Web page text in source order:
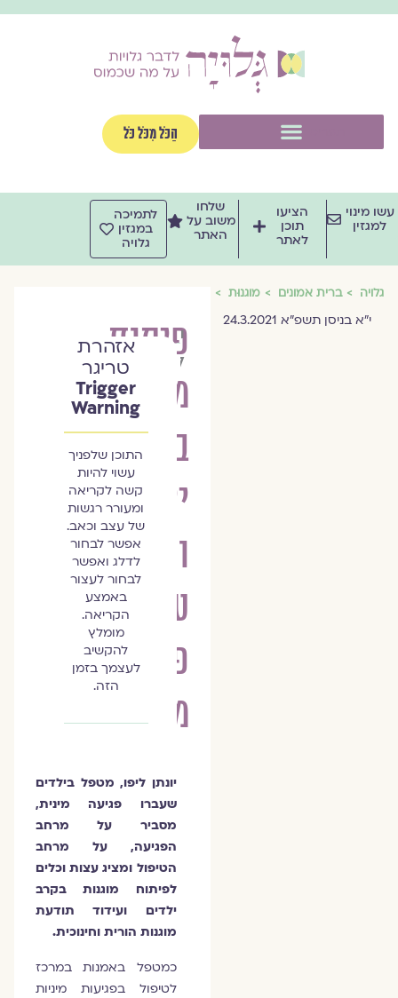
הַכֹּל מִכֹּל כֹּל
מינוי
למגזין
הציעו
תוכן
לאתר
שלחו
משוב על
האתר
לתמיכה
במגזין
גלויה
גלויה ברית אמונים מוגנוּת
י"א בניסן תשפ"א 24.3.2021
פיתוח
מוגנות
בקרב
ילדים
והתמודדות
עם
פגיעות
מיניות
יונתן
ליפו
אזהרת
טריגר
Trigger
Warning
התוכן שלפניך
עשוי להיות
קשה לקריאה
ומעורר רגשות
של עצב וכאב.
אפשר לבחור
לדלג ואפשר
לבחור לעצור
באמצע
הקריאה.
מומלץ
להקשיב
לעצמך בזמן
הזה.
יונתן ליפו, מטפל בילדים
שעברו פגיעה מינית,
מסביר על מרחב
הפגיעה, על מרחב
הטיפול ומציג עצות וכלים
לפיתוח מוגנות בקרב
ילדים ועידוד תודעת
מוגנות הורית וחינוכית.
כמטפל באמנות במרכז
לטיפול בפגיעות מיניות